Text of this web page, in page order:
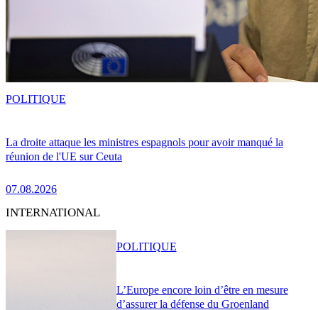
La droite attaque les ministres espagnols pour avoir manqué la
réunion de l'UE sur Ceuta
07.08.2026
POLITIQUE
INTERNATIONAL
L’Europe encore loin d’être en mesure
d’assurer la défense du Groenland
POLITIQUE